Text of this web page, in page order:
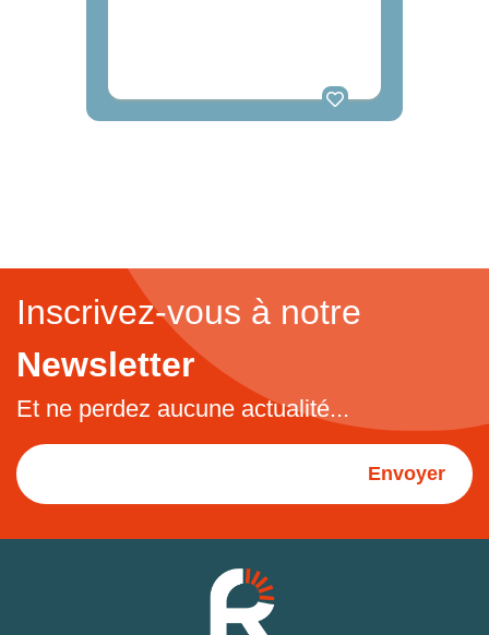
Inscrivez-vous à notre
Newsletter
Et ne perdez aucune actualité...
Envoyer